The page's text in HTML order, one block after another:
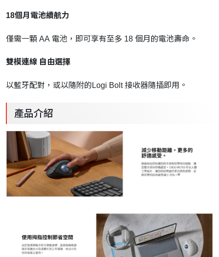
18個月電池續航力
僅需一顆 AA 電池，即可享有至多 18 個月的電池壽命。
雙模連線 自由選擇
以藍牙配對，或以隨附的Logi Bolt 接收器隨插即用。
產品介紹